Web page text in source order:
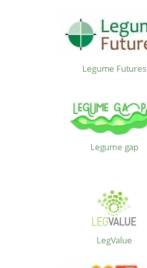
Legume Futures
Legume gap
LegValue